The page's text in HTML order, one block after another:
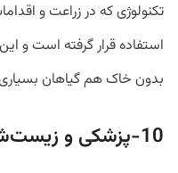
تکنولوژی که در زراعت و
استفاده قرار گرفته است و
بدون خاک هم گیاهان
10-پزشکی و زیست‌شناسی